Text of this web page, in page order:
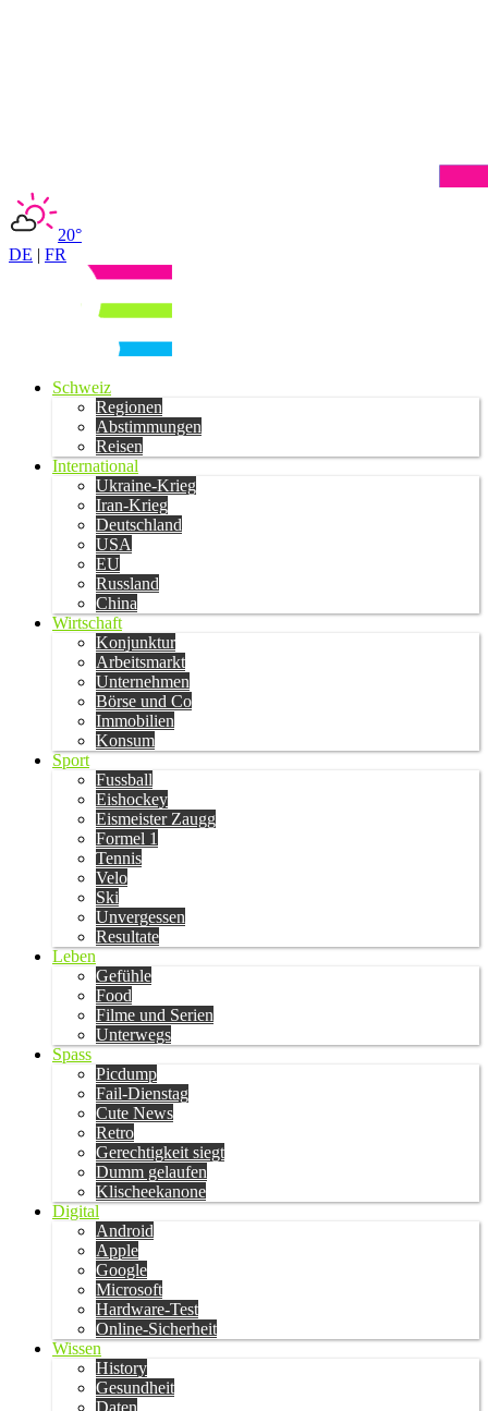
20°
DE | FR
Schweiz
Regionen
Abstimmungen
Reisen
International
Ukraine-Krieg
Iran-Krieg
Deutschland
USA
EU
Russland
China
Wirtschaft
Konjunktur
Arbeitsmarkt
Unternehmen
Börse und Co
Immobilien
Konsum
Sport
Fussball
Eishockey
Eismeister Zaugg
Formel 1
Tennis
Velo
Ski
Unvergessen
Resultate
Leben
Gefühle
Food
Filme und Serien
Unterwegs
Spass
Picdump
Fail-Dienstag
Cute News
Retro
Gerechtigkeit siegt
Dumm gelaufen
Klischeekanone
Digital
Android
Apple
Google
Microsoft
Hardware-Test
Online-Sicherheit
Wissen
History
Gesundheit
Daten